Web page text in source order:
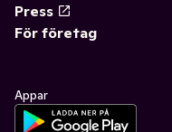
Press
För företag
Appar